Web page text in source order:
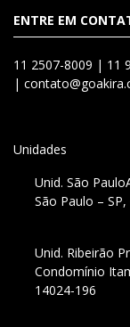
ENTRE EM
11 2507-8009 | 11
|
Unidades
Unid. São Paulo
São Paulo –
Unid. Ribeirão
Condomínio
14024-196